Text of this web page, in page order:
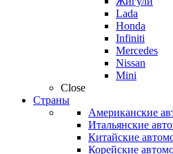
Lada
Honda
Infiniti
Mercedes
Nissan
Mini
Close
Страны
Американские
Итальянские
Китайские
Корейские